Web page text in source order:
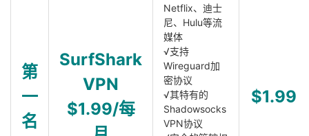
第
一
名
SurfShark
VPN
$1.99/每
Netflix、迪士
尼、Hulu等流
媒体
√支持
Wireguard加
密协议
√其特有的
Shadowsocks
VPN协议
$1.99